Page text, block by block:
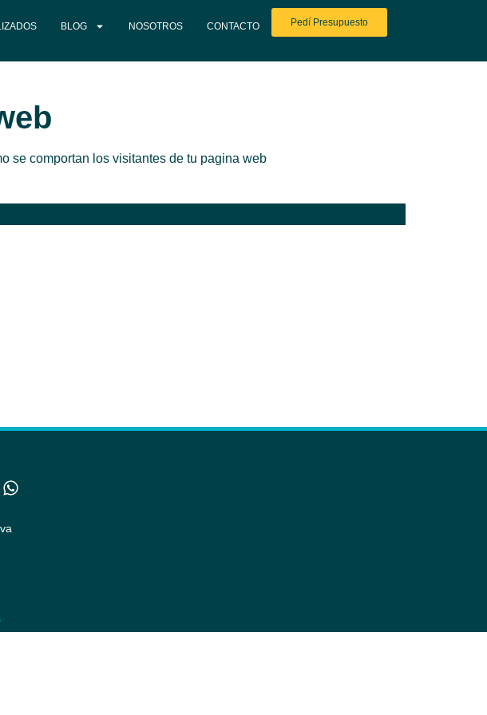
BLOG NOSOTROS CONTACTO Pedí Presupuesto
se comportan los visitantes de tu pagina web